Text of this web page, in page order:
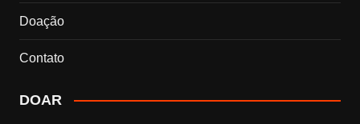
Doação
Contato
DOAR